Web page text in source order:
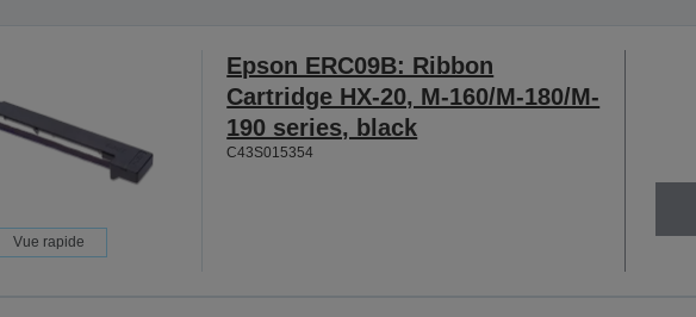
Vue rapide
Epson ERC09B: Ribbon
Cartridge HX-20, M-160/M-180/M-
190 series, black
C43S015354